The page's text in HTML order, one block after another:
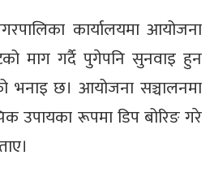
कार्यालयमा आयोजना
माग गर्दै पुगेपनि सुनवाइ हुन
भनाइ छ। आयोजना सञ्चालनमा
उपायका रूपमा डिप बोरिङ गरे